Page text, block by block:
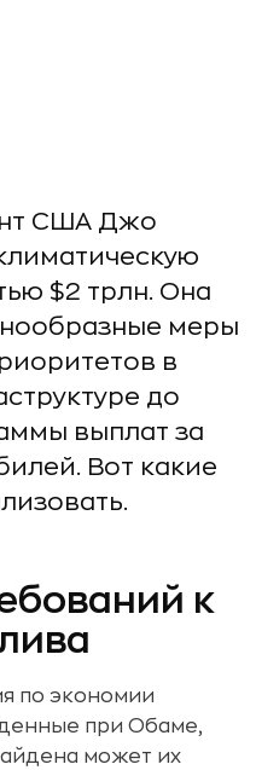
США Джо
$2 трлн. Она
меры
в
до
выплат за
Вот какие
к
по экономии
при Обаме,
может их